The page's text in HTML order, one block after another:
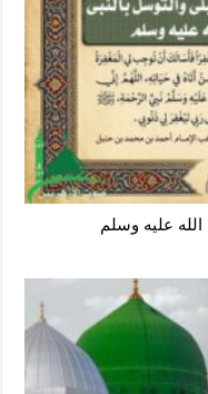
عليه وسلم